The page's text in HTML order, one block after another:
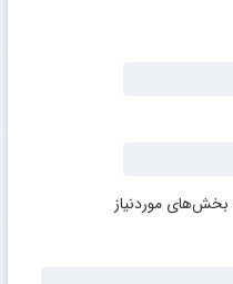
بخش‌های موردنیاز